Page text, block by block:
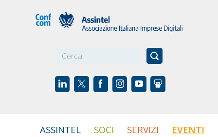
ASSINTEL SOCI SERVIZI EVENTI